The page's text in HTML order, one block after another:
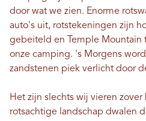
door wat we zien. Enorme
auto's uit, rotstekeningen zijn
gebeiteld en Temple Mountain
onze camping. 's Morgens
zandstenen piek verlicht door
Het zijn slechts wij vieren
rotsachtige landschap dwalen